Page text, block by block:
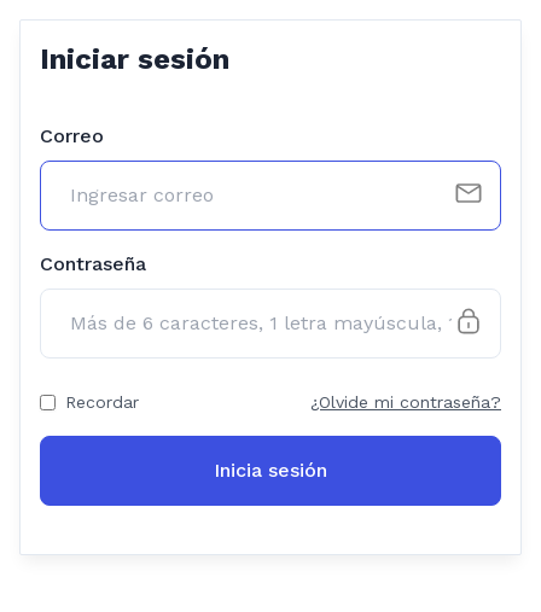
Iniciar sesión
Correo
Contraseña
Recordar ¿Olvide mi contraseña?